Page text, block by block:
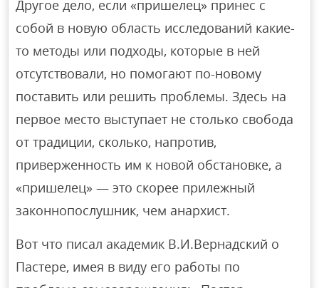
Другое дело, если «пришелец» принес с
собой в новую область исследований какие-
то методы или подходы, которые в ней
отсутствовали, но помогают по-новому
поставить или решить проблемы. Здесь на
первое место выступает не столько свобода
от традиции, сколько, напротив,
приверженность им к новой обстановке, а
«пришелец» — это скорее прилежный
законнопослушник, чем анархист.
Вот что писал академик В.И.Вернадский о
Пастере, имея в виду его работы по